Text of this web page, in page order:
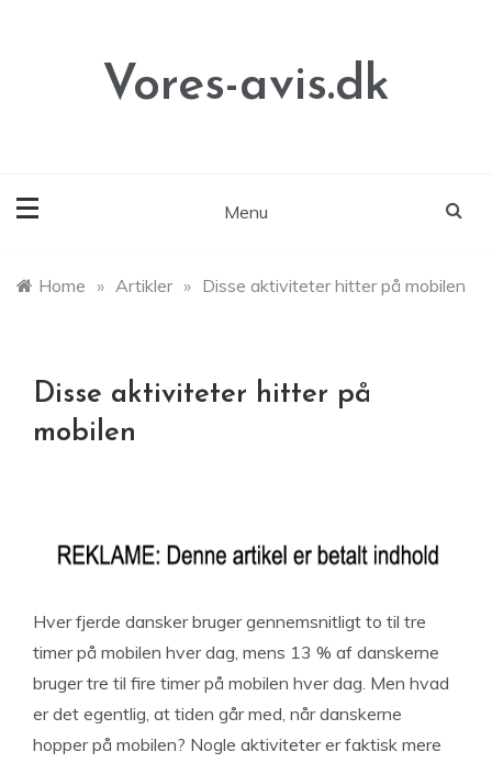
Vores-avis.dk
Menu
Home » Artikler » Disse aktiviteter hitter på mobilen
Disse aktiviteter hitter på
mobilen
Hver fjerde dansker bruger gennemsnitligt to til tre
timer på mobilen hver dag, mens 13 % af danskerne
bruger tre til fire timer på mobilen hver dag. Men hvad
er det egentlig, at tiden går med, når danskerne
hopper på mobilen? Nogle aktiviteter er faktisk mere